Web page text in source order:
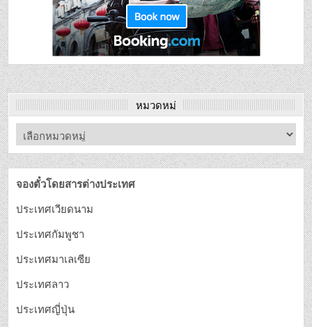
หมวดหมู่
จองตั๋วโดยสารต่างประเทศ
ประเทศเวียดนาม
ประเทศกัมพูชา
ประเทศมาเลเซีย
ประเทศลาว
ประเทศญี่ปุ่น